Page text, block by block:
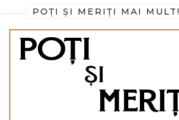
POȚI ȘI MERIȚI MAI MULT!